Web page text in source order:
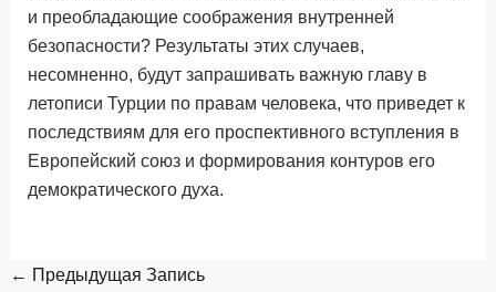
и преобладающие соображения внутренней
безопасности? Результаты этих случаев,
несомненно, будут запрашивать важную главу в
летописи Турции по правам человека, что приведет к
последствиям для его проспективного вступления в
Европейский союз и формирования контуров его
демократического духа.
← Предыдущая Запись